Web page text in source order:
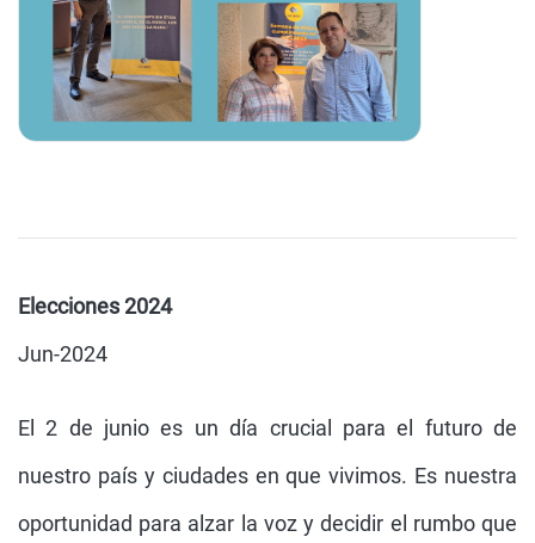
Elecciones 2024
Jun-2024
El 2 de junio es un día crucial para el futuro de
nuestro país y ciudades en que vivimos. Es nuestra
oportunidad para alzar la voz y decidir el rumbo que